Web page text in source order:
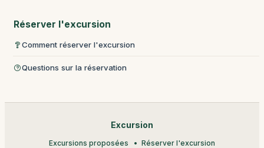
Réserver l'excursion
Comment réserver l'excursion
Questions sur la réservation
Excursion
Excursions proposées Réserver l'excursion